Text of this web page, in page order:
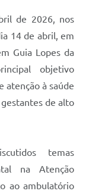
de 2026, nos
14 de abril, em
Guia Lopes da
objetivo
atenção à saúde
de alto
temas
na Atenção
ao ambulatório